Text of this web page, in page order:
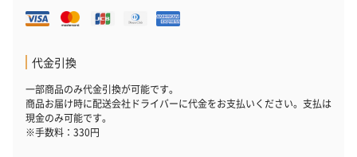
の＋αにおすすめです。
代金引換
一部商品のみ代金引換が可能です。
商品お届け時に配送会社ドライバーに代金をお支払いください。支払は
現金のみ可能です。
※手数料：330円